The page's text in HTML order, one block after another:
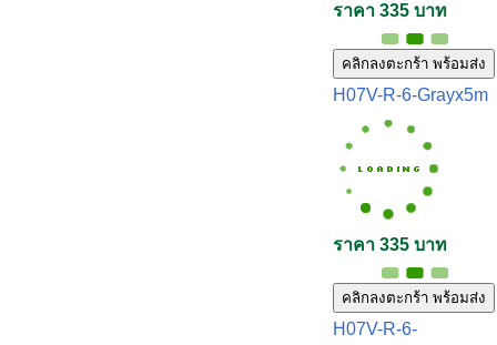
ราคา 335 บาท
คลิกลงตะกร้า พร้อมส่ง
H07V-R-6-Grayx5m
ราคา 335 บาท
คลิกลงตะกร้า พร้อมส่ง
H07V-R-6-